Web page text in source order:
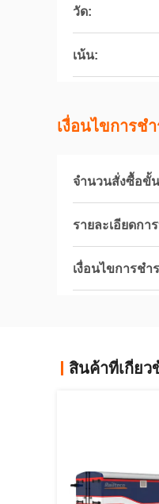
วัด:
เน้น:
เงื่อนไขการชํ
จำนวนสั่งซื้อขั้
รายละเอียดกา
เงื่อนไขการชำ
สินค้าที่เกี่ยว